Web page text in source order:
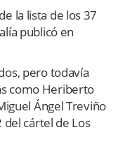
la lista de los 37
publicó en
pero todavía
como Heriberto
Ángel Treviño
del cártel de Los